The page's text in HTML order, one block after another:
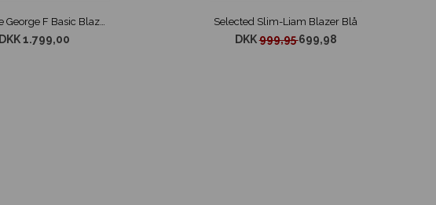
DKK 1.799,00
Selected Slim-Liam Blazer Blå
DKK999,95699,98